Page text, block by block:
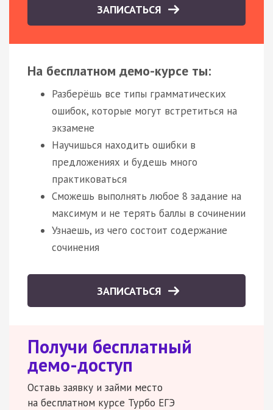
ЗАПИСАТЬСЯ
На бесплатном демо-курсе ты:
Разберёшь все типы грамматических
ошибок, которые могут встретиться на
экзамене
Научишься находить ошибки в
предложениях и будешь много
практиковаться
Сможешь выполнять любое 8 задание на
максимум и не терять баллы в сочинении
Узнаешь, из чего состоит содержание
сочинения
ЗАПИСАТЬСЯ
Получи бесплатный
демо-доступ
Оставь заявку и займи место
на бесплатном курсе Турбо ЕГЭ